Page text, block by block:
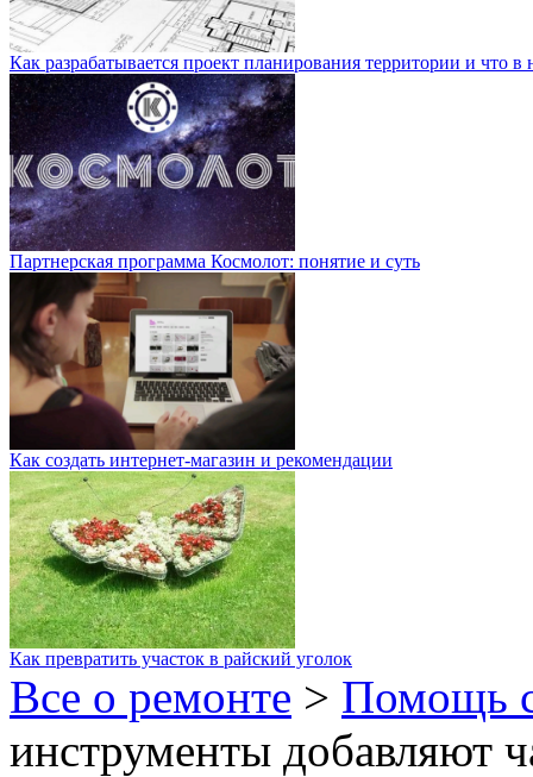
Как разрабатывается проект планирования территории и что в
Партнерская программа Космолот: понятие и суть
Как создать интернет-магазин и рекомендации
Как превратить участок в райский уголок
Все о ремонте > Помощь
инструменты добавляют